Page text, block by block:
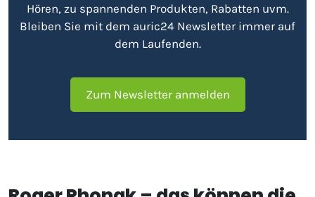
Hören, zu spannenden Produkten, Rabatten uvm.
Bleiben Sie mit dem auric24 Newsletter immer auf
dem Laufenden.
Zum Newsletter anmelden